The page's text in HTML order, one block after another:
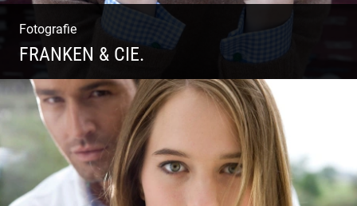
Fotografie
FRANKEN & CIE.
Katalog Shooting | Moderne Klassik |
Luxuriöse Mode | Country Style